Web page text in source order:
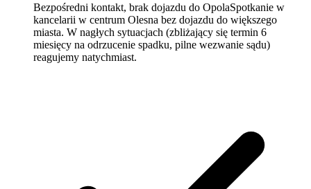
Bezpośredni kontakt, brak dojazdu do OpolaSpotkanie w
kancelarii w centrum Olesna bez dojazdu do większego
miasta. W nagłych sytuacjach (zbliżający się termin 6
miesięcy na odrzucenie spadku, pilne wezwanie sądu)
reagujemy natychmiast.